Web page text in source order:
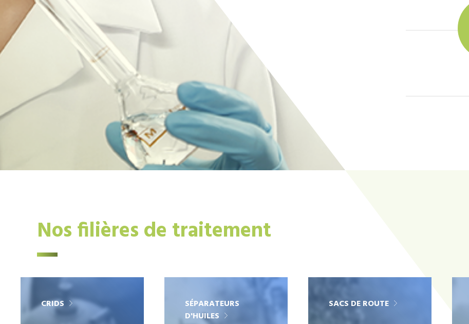
Nos filières de traitement
CRIDS
SÉPARATEURS
D'HUILES
SACS DE ROUTE